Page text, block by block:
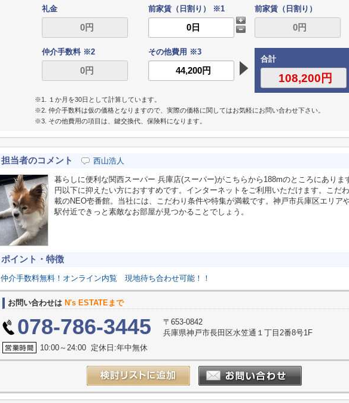
礼金 前家賃（日割り） ※1 前家賃（日割り）
仲介手数料 ※2
その他費用 ※3
合計
※1. １か月を30日として計算しています。
※2. 仲介手数料は仮の価格となりますので、実際の価格に関してはお気軽にお問い合わせ下さい。
※3. その他費用の項目は、鍵交換代、保険料になります。
担当者のコメント 西山浩人
暮らしに便利な関西スーパー 兵庫店(スーパー)がこちらから188mのところにありま
円以下に抑えたい方におすすめです。インターネットをご利用いただけます。こだ
載のNEO壱番館。当社には、こだわり条件や特集が満載です。神戸市兵庫区エリア
駅付近できっと素敵なお部屋が見つかることでしょう。
ポイント・特徴
仲介手数料無料！オンライン内覧 現地待ち合わせ可能！！
お問い合わせは N's ESTATEまで
078-786-3445
〒653-0842
兵庫県神戸市長田区水笠通１丁目2番8号1F
10:00～24:00 定休日:年中無休